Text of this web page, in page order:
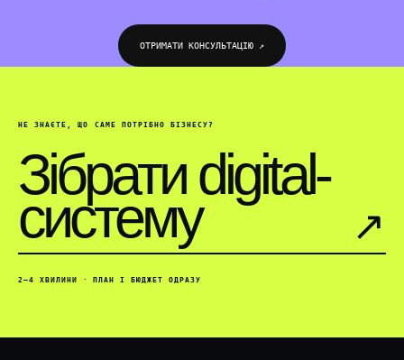
ОТРИМАТИ КОНСУЛЬТАЦІЮ ↗︎
НЕ ЗНАЄТЕ, ЩО САМЕ ПОТРІБНО БІЗНЕСУ?
Зібрати digital-
систему ↗︎
2–4 ХВИЛИНИ · ПЛАН І БЮДЖЕТ ОДРАЗУ